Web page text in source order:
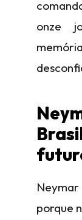
onze
porque